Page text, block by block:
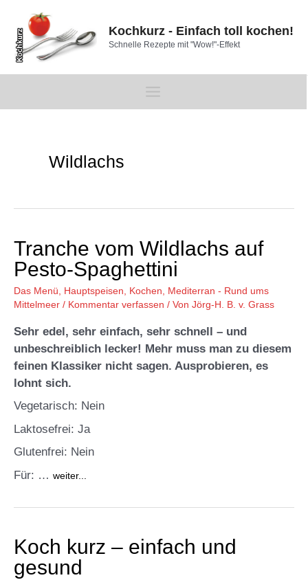
Inhalt
springen
Kochkurz - Einfach toll kochen!
Schnelle Rezepte mit "Wow!"-Effekt
Main
Wildlachs
Tranche vom Wildlachs auf
Pesto-Spaghettini
Das Menü Hauptspeisen Kochen
Mediterran - Rund ums
Mittelmeer / Kommentar verfassen / Von Jörg-H. B. v. Grass
Sehr edel, sehr einfach, sehr schnell – und
unbeschreiblich lecker! Mehr muss man zu diesem
feinen Klassiker nicht sagen. Ausprobieren, es
lohnt sich.
Vegetarisch: Nein
Laktosefrei: Ja
Glutenfrei: Nein
Für: … weiter...
Koch kurz – einfach und
gesund